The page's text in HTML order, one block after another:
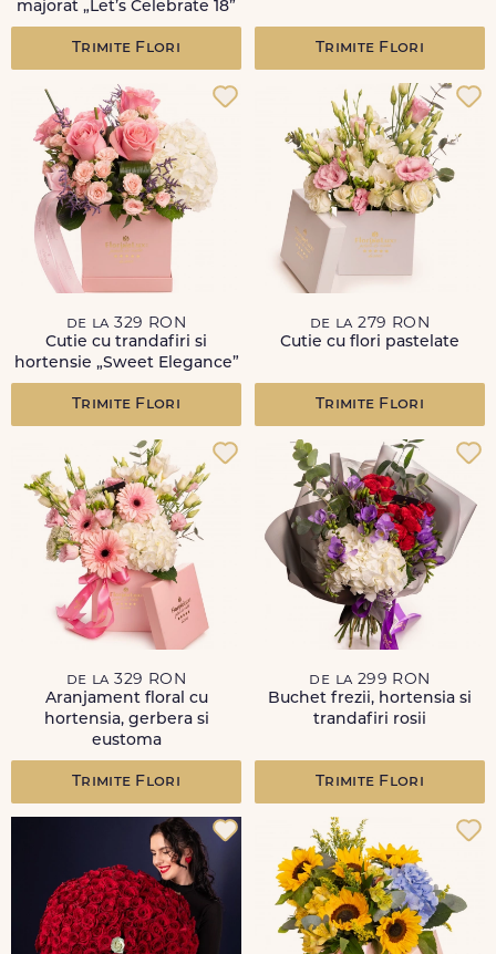
majorat „Let’s Celebrate 18”
Trimite Flori Trimite Flori
de la 329 RON
Cutie cu trandafiri si
hortensie „Sweet Elegance”
Trimite Flori
de la 279 RON
Cutie cu flori pastelate
Trimite Flori
de la 329 RON
Aranjament floral cu
hortensia, gerbera si
eustoma
Trimite Flori
de la 299 RON
Buchet frezii, hortensia si
trandafiri rosii
Trimite Flori